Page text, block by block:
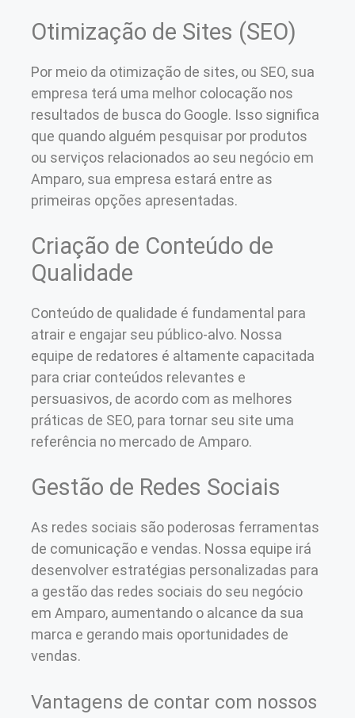
Otimização de Sites (SEO)
Por meio da otimização de sites, ou SEO, sua
empresa terá uma melhor colocação nos
resultados de busca do Google. Isso significa
que quando alguém pesquisar por produtos
ou serviços relacionados ao seu negócio em
Amparo, sua empresa estará entre as
primeiras opções apresentadas.
Criação de Conteúdo de
Qualidade
Conteúdo de qualidade é fundamental para
atrair e engajar seu público-alvo. Nossa
equipe de redatores é altamente capacitada
para criar conteúdos relevantes e
persuasivos, de acordo com as melhores
práticas de SEO, para tornar seu site uma
referência no mercado de Amparo.
Gestão de Redes Sociais
As redes sociais são poderosas ferramentas
de comunicação e vendas. Nossa equipe irá
desenvolver estratégias personalizadas para
a gestão das redes sociais do seu negócio
em Amparo, aumentando o alcance da sua
marca e gerando mais oportunidades de
vendas.
Vantagens de contar com nossos